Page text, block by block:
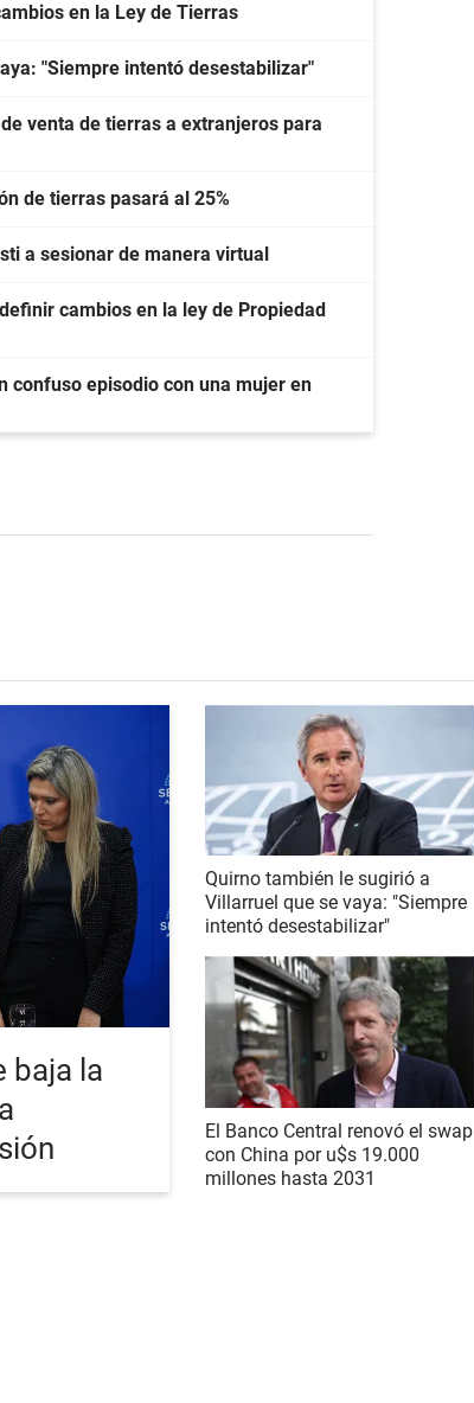
en la Ley de Tierras
"Siempre intentó desestabilizar"
venta de tierras a extranjeros para
de tierras pasará al 25%
a sesionar de manera virtual
cambios en la ley de Propiedad
confuso episodio con una mujer en
baja la
Quirno también le sugirió a
Villarruel que se vaya: "Siempre
intentó desestabilizar"
El Banco Central renovó el swap
con China por u$s 19.000
millones hasta 2031